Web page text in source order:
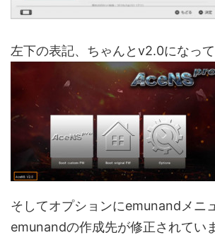
左下の表記、ちゃんとv2.0になって
そしてオプションにemunandメニ
emunandの作成先が修正されてい